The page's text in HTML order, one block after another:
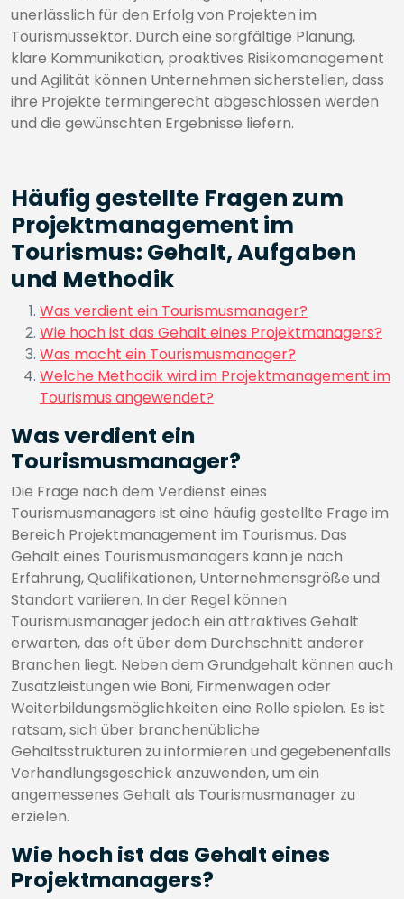
unerlässlich für den Erfolg von Projekten im
Tourismussektor. Durch eine sorgfältige Planung,
klare Kommunikation, proaktives Risikomanagement
und Agilität können Unternehmen sicherstellen, dass
ihre Projekte termingerecht abgeschlossen werden
und die gewünschten Ergebnisse liefern.
Häufig gestellte Fragen zum
Projektmanagement im
Tourismus: Gehalt, Aufgaben
und Methodik
Was verdient ein Tourismusmanager?
Wie hoch ist das Gehalt eines Projektmanagers?
Was macht ein Tourismusmanager?
Welche Methodik wird im Projektmanagement im
Tourismus angewendet?
Was verdient ein
Tourismusmanager?
Die Frage nach dem Verdienst eines
Tourismusmanagers ist eine häufig gestellte Frage im
Bereich Projektmanagement im Tourismus. Das
Gehalt eines Tourismusmanagers kann je nach
Erfahrung, Qualifikationen, Unternehmensgröße und
Standort variieren. In der Regel können
Tourismusmanager jedoch ein attraktives Gehalt
erwarten, das oft über dem Durchschnitt anderer
Branchen liegt. Neben dem Grundgehalt können auch
Zusatzleistungen wie Boni, Firmenwagen oder
Weiterbildungsmöglichkeiten eine Rolle spielen. Es ist
ratsam, sich über branchenübliche
Gehaltsstrukturen zu informieren und gegebenenfalls
Verhandlungsgeschick anzuwenden, um ein
angemessenes Gehalt als Tourismusmanager zu
erzielen.
Wie hoch ist das Gehalt eines
Projektmanagers?